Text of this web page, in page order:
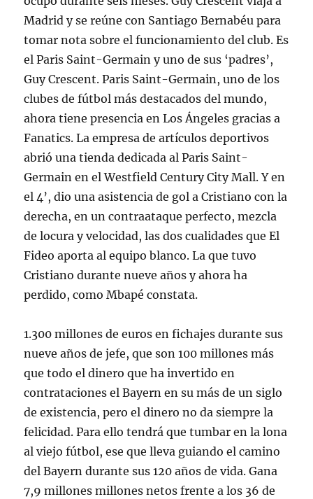
Madrid y se reúne con Santiago Bernabéu para
tomar nota sobre el funcionamiento del club. Es
el Paris Saint-Germain y uno de sus ‘padres’,
Guy Crescent. Paris Saint-Germain, uno de los
clubes de fútbol más destacados del mundo,
ahora tiene presencia en Los Ángeles gracias a
Fanatics. La empresa de artículos deportivos
abrió una tienda dedicada al Paris Saint-
Germain en el Westfield Century City Mall. Y en
el 4’, dio una asistencia de gol a Cristiano con la
derecha, en un contraataque perfecto, mezcla
de locura y velocidad, las dos cualidades que El
Fideo aporta al equipo blanco. La que tuvo
Cristiano durante nueve años y ahora ha
perdido, como Mbapé constata.
1.300 millones de euros en fichajes durante sus
nueve años de jefe, que son 100 millones más
que todo el dinero que ha invertido en
contrataciones el Bayern en su más de un siglo
de existencia, pero el dinero no da siempre la
felicidad. Para ello tendrá que tumbar en la lona
al viejo fútbol, ese que lleva guiando el camino
del Bayern durante sus 120 años de vida. Gana
7,9 millones millones netos frente a los 36 de